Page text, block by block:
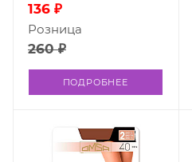
136 ₽
260 ₽
Розница
ПОДРОБНЕЕ